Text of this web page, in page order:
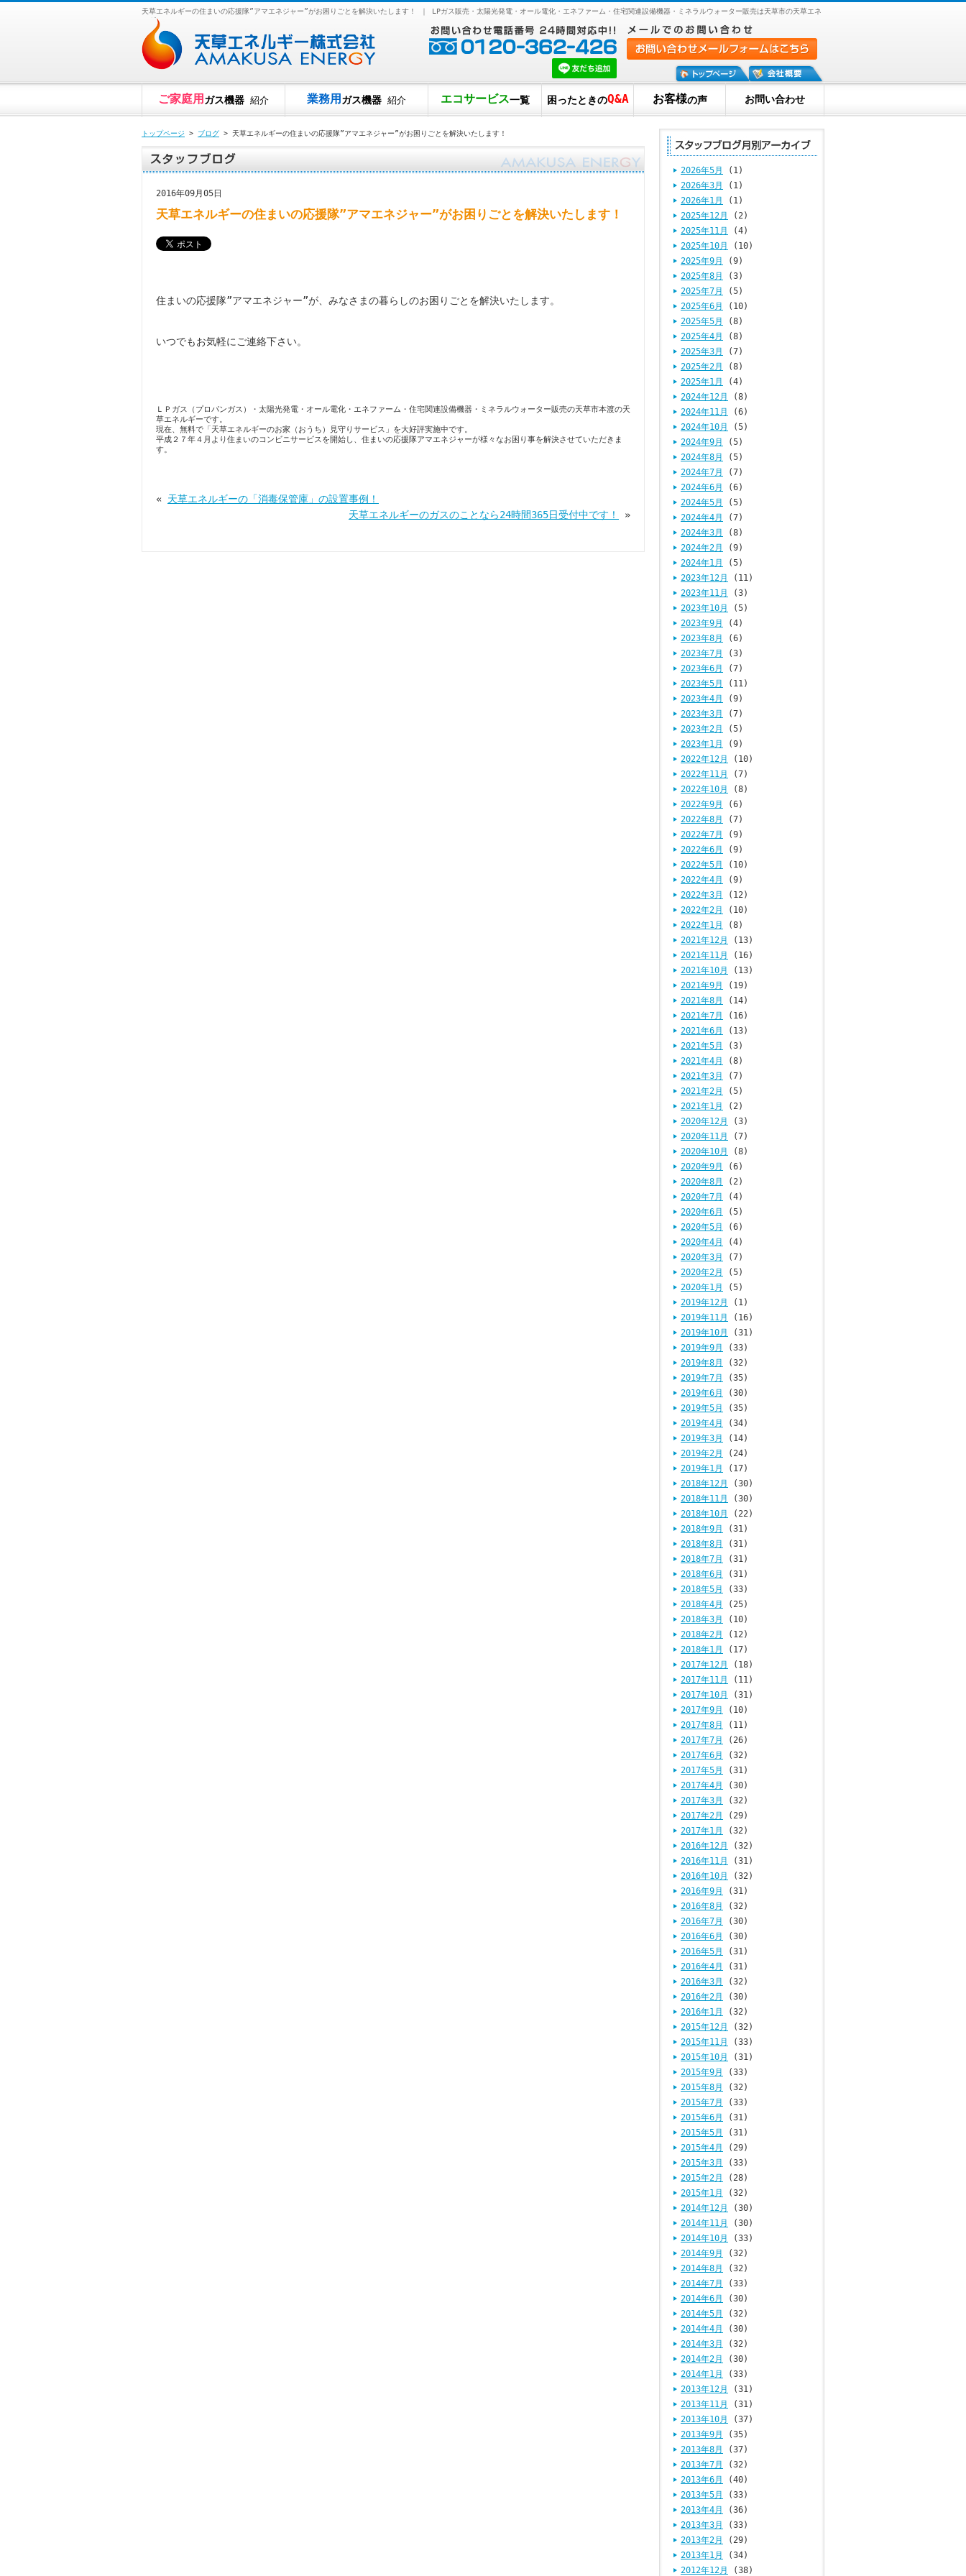
天草エネルギーの住まいの応援隊”アマエネジャー”がお困りごとを解決いたします！ ｜ LPガス販売・太陽光発電・オール電化・エネファーム・住宅関連設備機器・ミネラルウォーター販売は天草市の天草エネ
ルギー
ご家庭用 ガス機器 紹介 業務用 ガス機器 紹介 エコサービス一覧 困ったときのQ&A お客様の声 お問い合わせ
トップページ > ブログ > 天草エネルギーの住まいの応援隊”アマエネジャー”がお困りごとを解決いたします！
2016年09月05日
天草エネルギーの住まいの応援隊”アマエネジャー”がお困りごとを解決いたします！
住まいの応援隊”アマエネジャー”が、みなさまの暮らしのお困りごとを解決いたします。
いつでもお気軽にご連絡下さい。
ＬＰガス（プロパンガス）・太陽光発電・オール電化・エネファーム・住宅関連設備機器・ミネラルウォーター販売の天草市本渡の天
草エネルギーです。
現在、無料で「天草エネルギーのお家（おうち）見守りサービス」を大好評実施中です。
平成２７年４月より住まいのコンビニサービスを開始し、住まいの応援隊アマエネジャーが様々なお困り事を解決させていただきま
す。
« 天草エネルギーの「消毒保管庫」の設置事例！
天草エネルギーのガスのことなら24時間365日受付中です！
»
2026年5月
(1)
2026年3月
(1)
2026年1月
(1)
2025年12月
(2)
2025年11月
(4)
2025年10月
(10)
2025年9月
(9)
2025年8月
(3)
2025年7月
(5)
2025年6月
(10)
2025年5月
(8)
2025年4月
(8)
2025年3月
(7)
2025年2月
(8)
2025年1月
(4)
2024年12月
(8)
2024年11月
(6)
2024年10月
(5)
2024年9月
(5)
2024年8月
(5)
2024年7月
(7)
2024年6月
(6)
2024年5月
(5)
2024年4月
(7)
2024年3月
(8)
2024年2月
(9)
2024年1月
(5)
2023年12月
(11)
2023年11月
(3)
2023年10月
(5)
2023年9月
(4)
2023年8月
(6)
2023年7月
(3)
2023年6月
(7)
2023年5月
(11)
2023年4月
(9)
2023年3月
(7)
2023年2月
(5)
2023年1月
(9)
2022年12月
(10)
2022年11月
(7)
2022年10月
(8)
2022年9月
(6)
2022年8月
(7)
2022年7月
(9)
2022年6月
(9)
2022年5月
(10)
2022年4月
(9)
2022年3月
(12)
2022年2月
(10)
2022年1月
(8)
2021年12月
(13)
2021年11月
(16)
2021年10月
(13)
2021年9月
(19)
2021年8月
(14)
2021年7月
(16)
2021年6月
(13)
2021年5月
(3)
2021年4月
(8)
2021年3月
(7)
2021年2月
(5)
2021年1月
(2)
2020年12月
(3)
2020年11月
(7)
2020年10月
(8)
2020年9月
(6)
2020年8月
(2)
2020年7月
(4)
2020年6月
(5)
2020年5月
(6)
2020年4月
(4)
2020年3月
(7)
2020年2月
(5)
2020年1月
(5)
2019年12月
(1)
2019年11月
(16)
2019年10月
(31)
2019年9月
(33)
2019年8月
(32)
2019年7月
(35)
2019年6月
(30)
2019年5月
(35)
2019年4月
(34)
2019年3月
(14)
2019年2月
(24)
2019年1月
(17)
2018年12月
(30)
2018年11月
(30)
2018年10月
(22)
2018年9月
(31)
2018年8月
(31)
2018年7月
(31)
2018年6月
(31)
2018年5月
(33)
2018年4月
(25)
2018年3月
(10)
2018年2月
(12)
2018年1月
(17)
2017年12月
(18)
2017年11月
(11)
2017年10月
(31)
2017年9月
(10)
2017年8月
(11)
2017年7月
(26)
2017年6月
(32)
2017年5月
(31)
2017年4月
(30)
2017年3月
(32)
2017年2月
(29)
2017年1月
(32)
2016年12月
(32)
2016年11月
(31)
2016年10月
(32)
2016年9月
(31)
2016年8月
(32)
2016年7月
(30)
2016年6月
(30)
2016年5月
(31)
2016年4月
(31)
2016年3月
(32)
2016年2月
(30)
2016年1月
(32)
2015年12月
(32)
2015年11月
(33)
2015年10月
(31)
2015年9月
(33)
2015年8月
(32)
2015年7月
(33)
2015年6月
(31)
2015年5月
(31)
2015年4月
(29)
2015年3月
(33)
2015年2月
(28)
2015年1月
(32)
2014年12月
(30)
2014年11月
(30)
2014年10月
(33)
2014年9月
(32)
2014年8月
(32)
2014年7月
(33)
2014年6月
(30)
2014年5月
(32)
2014年4月
(30)
2014年3月
(32)
2014年2月
(30)
2014年1月
(33)
2013年12月
(31)
2013年11月
(31)
2013年10月
(37)
2013年9月
(35)
2013年8月
(37)
2013年7月
(32)
2013年6月
(40)
2013年5月
(33)
2013年4月
(36)
2013年3月
(33)
2013年2月
(29)
2013年1月
(34)
2012年12月
(38)